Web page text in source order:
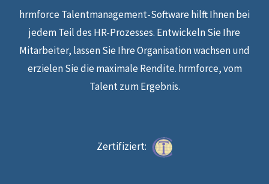
hrmforce Talentmanagement-Software hilft Ihnen bei
jedem Teil des HR-Prozesses. Entwickeln Sie Ihre
Mitarbeiter, lassen Sie Ihre Organisation wachsen und
erzielen Sie die maximale Rendite. hrmforce, vom
Talent zum Ergebnis.
Zertifiziert: